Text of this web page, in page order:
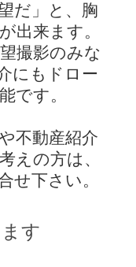
だ」と、胸
出来ます。
撮影のみな
にもドロー
です。
不動産紹介
えの方は、
せ下さい。
す